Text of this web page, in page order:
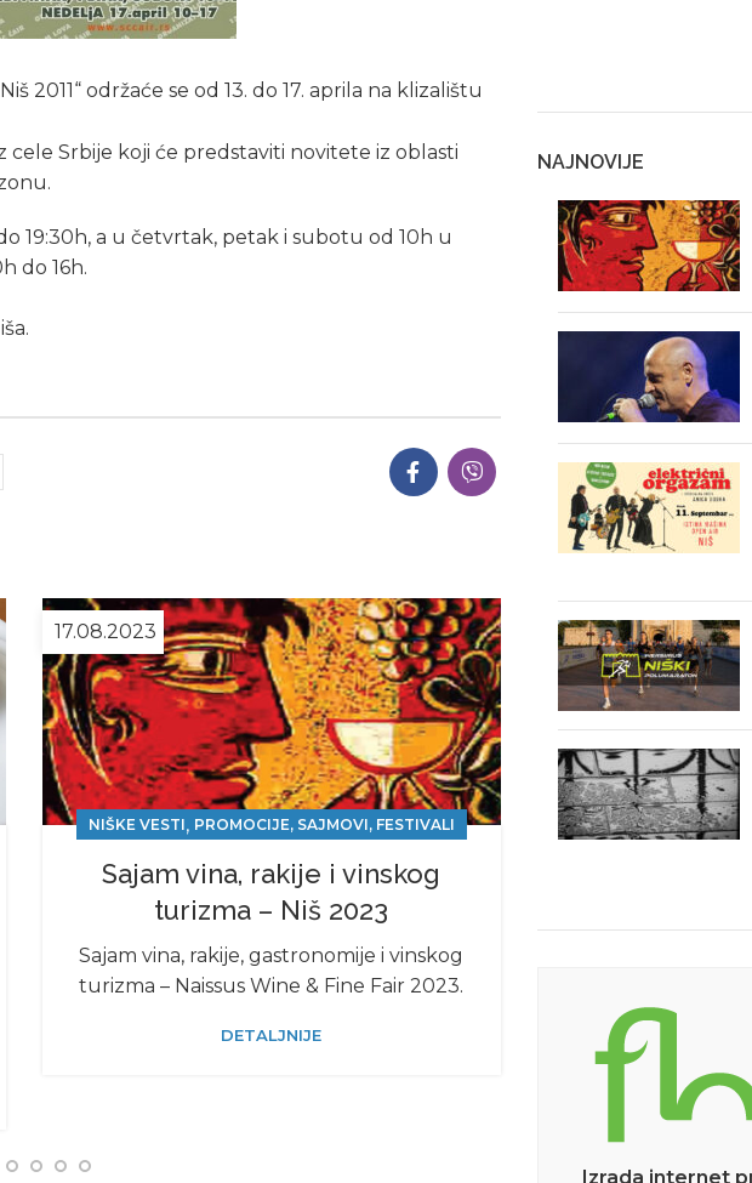
2011“ održaće se od 13. do 17. aprila na klizalištu
cele Srbije koji će predstaviti novitete iz oblasti
19:30h, a u četvrtak, petak i subotu od 10h u
do 16h.
17.08.2023
NIŠKE VESTI, PROMOCIJE, SAJMOVI, FESTIVALI
Sajam vina, rakije i vinskog
turizma – Niš 2023
Sajam vina, rakije, gastronomije i vinskog
turizma – Naissus Wine & Fine Fair 2023.
DETALJNIJE
17.08.2023
NIŠKE VESTI,
potezu od
NAJNOVIJE
Izrada internet